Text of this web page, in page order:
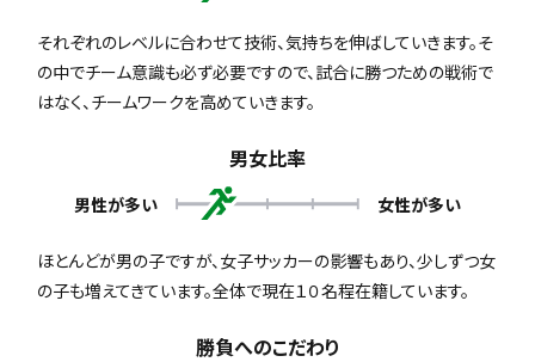
それぞれのレベルに合わせて技術、気持ちを伸ばしていきます。そ
の中でチーム意識も必ず必要ですので、試合に勝つための戦術で
はなく、チームワークを高めていきます。
男女比率
男性が多い 女性が多い
ほとんどが男の子ですが、女子サッカーの影響もあり、少しずつ女
の子も増えてきています。全体で現在１０名程在籍しています。
勝負へのこだわり